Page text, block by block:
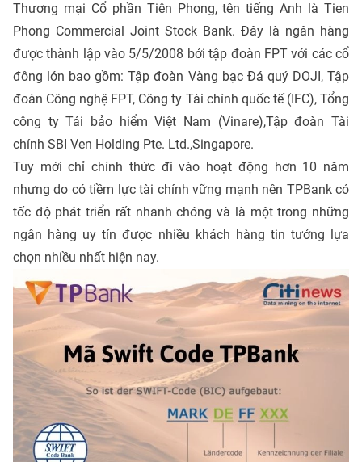
Thương mại Cổ phần Tiên Phong, tên tiếng Anh là Tien
Phong Commercial Joint Stock Bank. Đây là ngân hàng
được thành lập vào 5/5/2008 bởi tập đoàn FPT với các cổ
đông lớn bao gồm: Tập đoàn Vàng bạc Đá quý DOJI, Tập
đoàn Công nghệ FPT, Công ty Tài chính quốc tế (IFC), Tổng
công ty Tái bảo hiểm Việt Nam (Vinare),Tập đoàn Tài
chính SBI Ven Holding Pte. Ltd.,Singapore.
Tuy mới chỉ chính thức đi vào hoạt động hơn 10 năm
nhưng do có tiềm lực tài chính vững mạnh nên TPBank có
tốc độ phát triển rất nhanh chóng và là một trong những
ngân hàng uy tín được nhiều khách hàng tin tưởng lựa
chọn nhiều nhất hiện nay.